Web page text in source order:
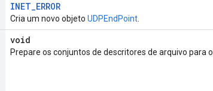
INET_ERROR
Cria um novo objeto UDPEndPoint
void
Prepare os conjuntos de descritores de arquivo para o